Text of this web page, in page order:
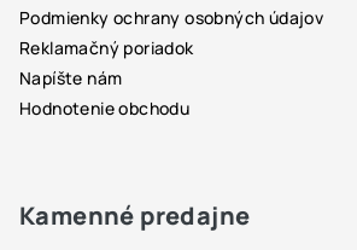
Podmienky ochrany osobných údajov
Reklamačný poriadok
Napíšte nám
Hodnotenie obchodu
Kamenné predajne